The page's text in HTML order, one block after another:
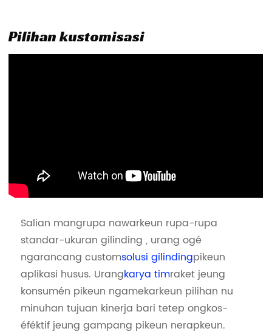
Pilihan kustomisasi
Salian mangrupa nawarkeun rupa-rupa
standar-ukuran gilinding , urang ogé
ngarancang customsolusi gilindingpikeun
aplikasi husus. Urangkarya timraket jeung
konsumén pikeun ngamekarkeun pilihan nu
minuhan tujuan kinerja bari tetep ongkos-
éféktif jeung gampang pikeun nerapkeun.